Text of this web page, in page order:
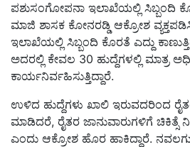
ಪಶುಸಂಗೋಪನಾ ಇಲಾಖೆಯಲ್ಲಿ ಸಿಬ್ಬಂದಿ
ಮಾಜಿ ಶಾಸಕ ಕೋನರಡ್ಡಿ ಆಕ್ರೋಶ
ಇಲಾಖೆಯಲ್ಲಿ ಸಿಬ್ಬಂದಿ ಕೊರತೆ ಎದ್ದು
ಅದರಲ್ಲಿ ಕೇವಲ 30 ಹುದ್ದೆಗಳಲ್ಲಿ ಮಾತ್ರ
ಕಾರ್ಯನಿರ್ವಹಿಸುತ್ತಿದ್ದಾರೆ.
ಉಳಿದ ಹುದ್ದೆಗಳು ಖಾಲಿ ಇರುವದರಿಂದ
ಮಾಡಿದರೆ, ರೈತರ ಜಾನುವಾರುಗಳಿಗೆ ಚಿಕಿತ್ಸೆ
ಎಂದು ಆಕ್ರೋಶ ಹೊರ ಹಾಕಿದ್ದಾರೆ.